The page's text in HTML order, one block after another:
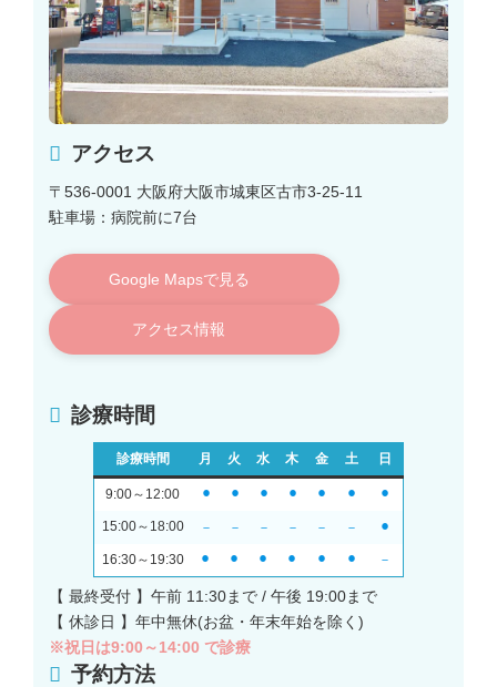
アクセス
〒536-0001 大阪府大阪市城東区古市3-25-11
駐車場：病院前に7台
Google Mapsで見る
アクセス情報
診療時間
診療時間 月 火 水 木 金 土 日
9:00～12:00 ⚫︎ ⚫︎ ⚫︎ ⚫︎ ⚫︎ ⚫︎ ⚫︎
15:00～18:00 － － － － － － ⚫︎
16:30～19:30 ⚫︎ ⚫︎ ⚫︎ ⚫︎ ⚫︎ ⚫︎ －
【 最終受付 】午前 11:30まで / 午後 19:00まで
【 休診日 】年中無休(お盆・年末年始を除く)
※祝日は9:00～14:00 で診療
予約方法